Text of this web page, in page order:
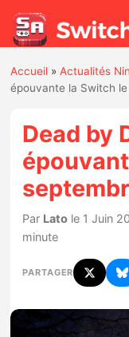
Actualités
Jeux
Hardware
Mises à jour
Chiffres de
Accueil »Actualités
épouvante la Switch
Dead by
Par Lato le 1 Juin
minute
PARTAGER